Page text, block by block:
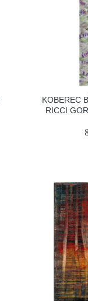
KOBEREC
RICCI